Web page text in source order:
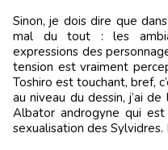
Sinon, je dois dire que
mal du tout : les
expressions des
tension est vraiment
Toshiro est touchant, bref,
au niveau du dessin, j’ai
Albator androgyne qui
sexualisation des Sylvidres.